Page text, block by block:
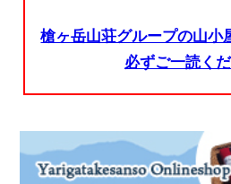
槍ヶ岳山荘グループの山小
必ずご一読くだ